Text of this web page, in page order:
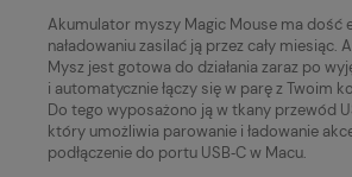
Akumulator myszy Magic Mouse ma dość
naładowaniu zasilać ją przez cały miesiąc.
Mysz jest gotowa do działania zaraz po
i automatycznie łączy się w parę z Twoim
Do tego wyposażono ją w tkany przewód
który umożliwia parowanie i ładowanie
podłączenie do portu USB‑C w Macu.